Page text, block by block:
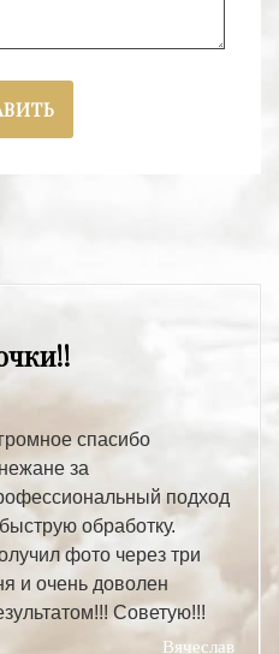
спасибо
за
подход
обработку.
фото через три
и очень доволен
Советую!!!
Вячеслав